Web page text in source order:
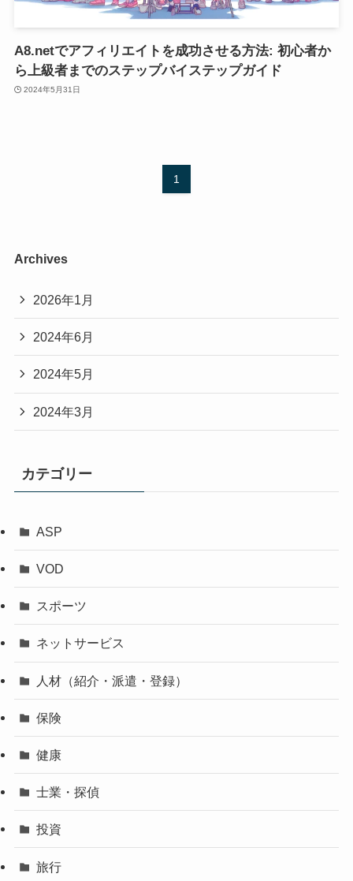
A8.netでアフィリエイトを成功させる方法: 初心者か
ら上級者までのステップバイステップガイド
2024年5月31日
1
Archives
2026年1月
2024年6月
2024年5月
2024年3月
カテゴリー
ASP
VOD
スポーツ
ネットサービス
人材（紹介・派遣・登録）
保険
健康
士業・探偵
投資
旅行